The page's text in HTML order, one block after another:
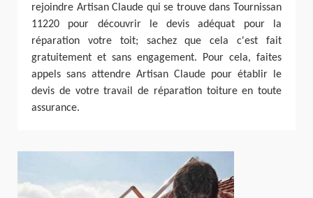
rejoindre Artisan Claude qui se trouve dans Tournissan
11220 pour découvrir le devis adéquat pour la
réparation votre toit; sachez que cela c'est fait
gratuitement et sans engagement. Pour cela, faites
appels sans attendre Artisan Claude pour établir le
devis de votre travail de réparation toiture en toute
assurance.